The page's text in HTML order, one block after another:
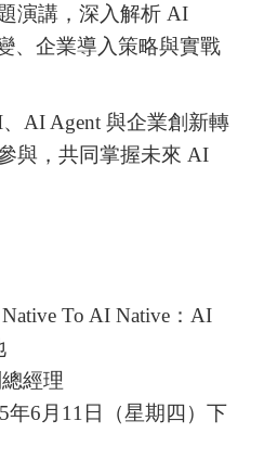
演講，深入解析 AI
、企業導入策略與實戰
AI Agent 與企業創新轉
與，共同掌握未來 AI
To AI Native：AI
經理
年6月11日（星期四）下